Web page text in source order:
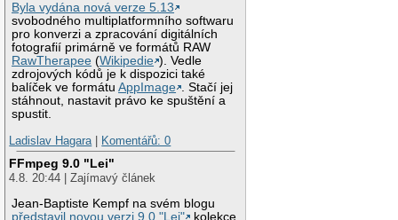
Byla vydána nová verze 5.13
svobodného multiplatformního softwaru
pro konverzi a zpracování digitálních
fotografií primárně ve formátů RAW
RawTherapee (Wikipedie ). Vedle
zdrojových kódů je k dispozici také
balíček ve formátuAppImage . Stačí jej
stáhnout, nastavit právo ke spuštění a
spustit.
Ladislav Hagara
Komentářů: 0
FFmpeg 9.0 "Lei"
4.8. 20:44 | Zajímavý článek
Jean-Baptiste Kempf na svém blogu
představil novou verzi 9.0 "Lei"
kolekce